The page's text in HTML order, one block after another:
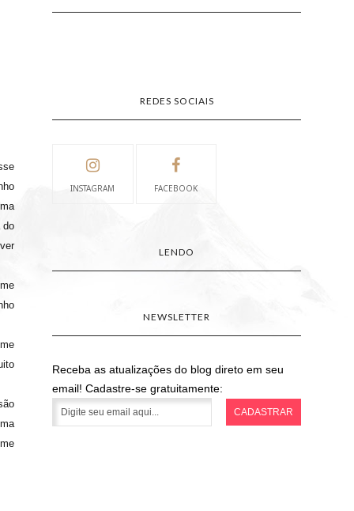
do
REDES SOCIAIS
INSTAGRAM FACEBOOK
LENDO
NEWSLETTER
Receba as atualizações do blog direto em seu
email! Cadastre-se gratuitamente: